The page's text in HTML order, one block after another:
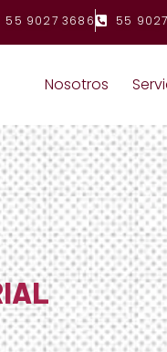
55 9027 3686 55
Nosotros